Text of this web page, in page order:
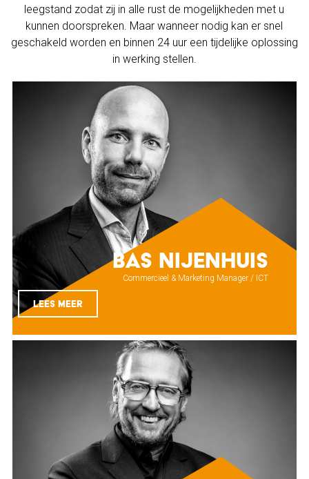
leegstand zodat zij in alle rust de mogelijkheden met u
kunnen doorspreken. Maar wanneer nodig kan er snel
geschakeld worden en binnen 24 uur een tijdelijke oplossing
in werking stellen.
Bas Nijenhuis
Commercieel & Marketing Manager / ICT
LEES MEER